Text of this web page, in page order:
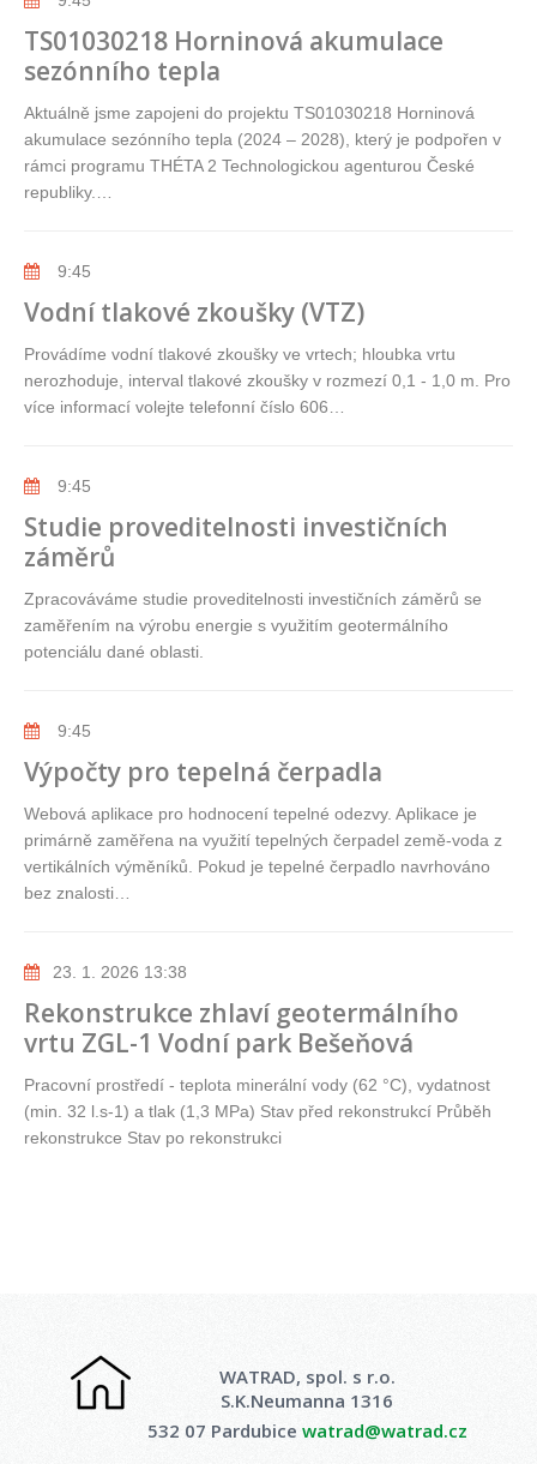
TS01030218 Horninová akumulace
sezónního tepla
Aktuálně jsme zapojeni do projektu TS01030218 Horninová
akumulace sezónního tepla (2024 – 2028), který je podpořen v
rámci programu THÉTA 2 Technologickou agenturou České
republiky.…
9:45
Vodní tlakové zkoušky (VTZ)
Provádíme vodní tlakové zkoušky ve vrtech; hloubka vrtu
nerozhoduje, interval tlakové zkoušky v rozmezí 0,1 - 1,0 m. Pro
více informací volejte telefonní číslo 606…
9:45
Studie proveditelnosti investičních
záměrů
Zpracováváme studie proveditelnosti investičních záměrů se
zaměřením na výrobu energie s využitím geotermálního
potenciálu dané oblasti.
9:45
Výpočty pro tepelná čerpadla
Webová aplikace pro hodnocení tepelné odezvy. Aplikace je
primárně zaměřena na využití tepelných čerpadel země-voda z
vertikálních výměníků. Pokud je tepelné čerpadlo navrhováno
bez znalosti…
23. 1. 2026 13:38
Rekonstrukce zhlaví geotermálního
vrtu ZGL-1 Vodní park Bešeňová
Pracovní prostředí - teplota minerální vody (62 °C), vydatnost
(min. 32 l.s-1) a tlak (1,3 MPa) Stav před rekonstrukcí Průběh
rekonstrukce Stav po rekonstrukci
WATRAD, spol. s r.o.
S.K.Neumanna 1316
532 07 Pardubice watrad@watrad.cz